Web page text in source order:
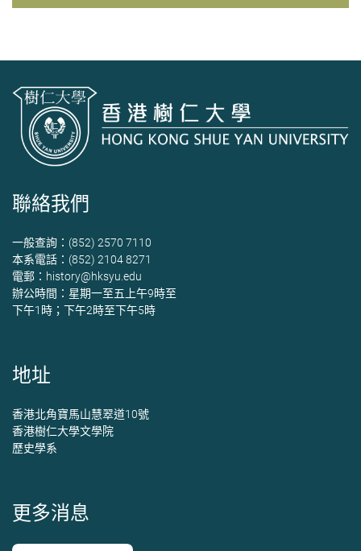
聯絡我們
一般查詢：(852) 2570 7110
本系電話：(852) 2104 8271
電郵： history@hksyu.edu
辦公時間：星期一至五上午9時至
下午1時；下午2時至下午5時
地址
香港北角寶馬山慧翠道10號
香港樹仁大學文學院
歷史學系
更多消息